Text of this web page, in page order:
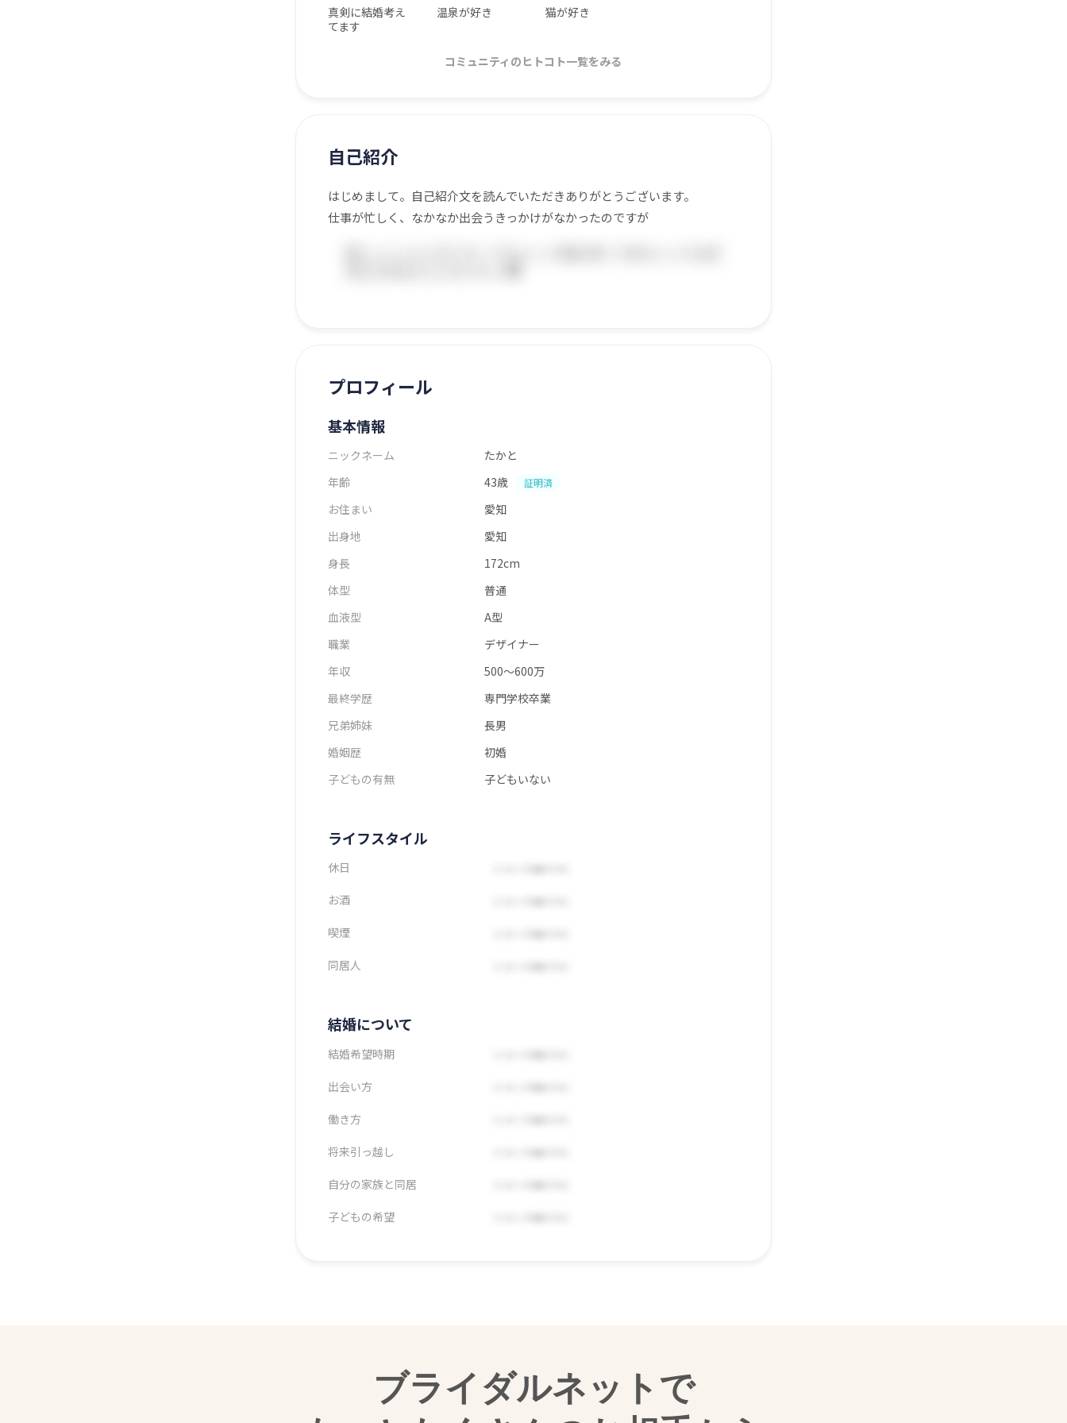
真剣に結婚考え
てます
温泉が好き 猫が好き
コミュニティのヒトコト一覧をみる
自己紹介
はじめまして。自己紹介文を読んでいただきありがとうございます。
仕事が忙しく、なかなか出会うきっかけがなかったのですが
プロフィール
基本情報
ニックネーム
たかと
年齢
43歳 証明済
お住まい
愛知
出身地
愛知
身長
172cm
体型
普通
血液型
A型
職業
デザイナー
年収
500～600万
最終学歴
専門学校卒業
兄弟姉妹
長男
婚姻歴
初婚
子どもの有無
子どもいない
ライフスタイル
休日
お酒
喫煙
同居人
結婚について
結婚希望時期
出会い方
働き方
将来引っ越し
自分の家族と同居
子どもの希望
ブライダルネットで